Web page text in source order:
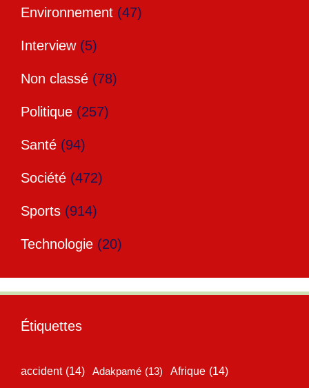
Environnement (47)
Interview(5)
Non classé (78)
Politique (257)
Santé (94)
Société (472)
Sports (914)
Technologie (20)
Étiquettes
accident (14) Adakpamé (13) Afrique (14)